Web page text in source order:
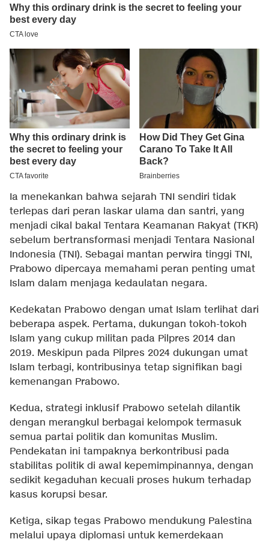
Ia menekankan bahwa sejarah TNI sendiri tidak
terlepas dari peran laskar ulama dan santri, yang
menjadi cikal bakal Tentara Keamanan Rakyat (TKR)
sebelum bertransformasi menjadi Tentara Nasional
Indonesia (TNI). Sebagai mantan perwira tinggi TNI,
Prabowo dipercaya memahami peran penting umat
Islam dalam menjaga kedaulatan negara.
Kedekatan Prabowo dengan umat Islam terlihat dari
beberapa aspek. Pertama, dukungan tokoh-tokoh
Islam yang cukup militan pada Pilpres 2014 dan
2019. Meskipun pada Pilpres 2024 dukungan umat
Islam terbagi, kontribusinya tetap signifikan bagi
kemenangan Prabowo.
Kedua, strategi inklusif Prabowo setelah dilantik
dengan merangkul berbagai kelompok termasuk
semua partai politik dan komunitas Muslim.
Pendekatan ini tampaknya berkontribusi pada
stabilitas politik di awal kepemimpinannya, dengan
sedikit kegaduhan kecuali proses hukum terhadap
kasus korupsi besar.
Ketiga, sikap tegas Prabowo mendukung Palestina
melalui upaya diplomasi untuk kemerdekaan